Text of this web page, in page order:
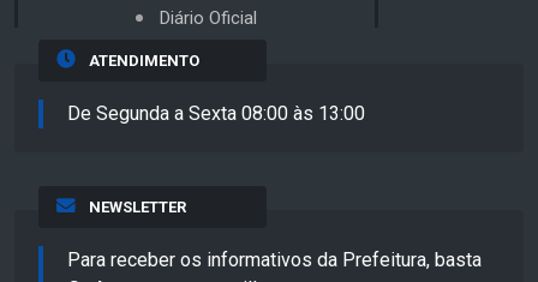
Diário Oficial
ATENDIMENTO
De Segunda a Sexta 08:00 às 13:00
NEWSLETTER
Para receber os informativos da Prefeitura, basta